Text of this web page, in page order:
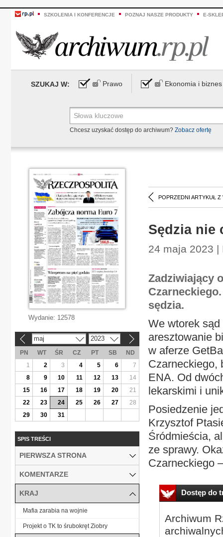
SZKOLENIA I KONFERENCJE POZNAJ NASZE PRODUKTY E-
SZUKAJ W: Prawo Ekonomia i biznes
Chcesz uzyskać dostęp do archiwum? Zobacz ofertę
POPRZEDNI ARTYKUŁ Z
Sędzia nie
24 maja 2023 |
Zadziwiający
Czarneckiego.
sędzia.
We wtorek sąd
aresztowanie
w aferze
Czarneckiego,
ENA. Od
lekarskimi i
Posiedzenie
Krzysztof
Śródmieścia,
ze sprawy.
Czarneckiego
Dostęp do
Archiwum
Wydanie: 12578
maj 2023
PN WT ŚR CZ PT SB
ND
1
2 3 4 5 6
7
8
9 10 11 12 13
14
15
16 17 18 19 20
21
22
23 24 25 26 27
28
29
30 31
SPIS TREŚCI
PIERWSZA STRONA
KOMENTARZE
KRAJ
Mafia zarabia na wojnie
Projekt o TK to śrubokręt Ziobry